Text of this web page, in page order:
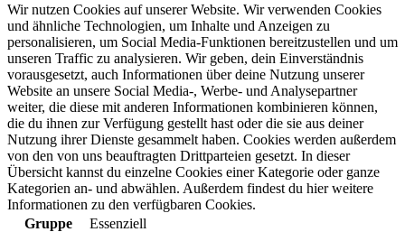
Wir nutzen Cookies auf unserer Website. Wir verwenden Cookies
und ähnliche Technologien, um Inhalte und Anzeigen zu
personalisieren, um Social Media-Funktionen bereitzustellen und um
unseren Traffic zu analysieren. Wir geben, dein Einverständnis
vorausgesetzt, auch Informationen über deine Nutzung unserer
Website an unsere Social Media-, Werbe- und Analysepartner
weiter, die diese mit anderen Informationen kombinieren können,
die du ihnen zur Verfügung gestellt hast oder die sie aus deiner
Nutzung ihrer Dienste gesammelt haben. Cookies werden außerdem
von den von uns beauftragten Drittparteien gesetzt. In dieser
Übersicht kannst du einzelne Cookies einer Kategorie oder ganze
Kategorien an- und abwählen. Außerdem findest du hier weitere
Informationen zu den verfügbaren Cookies.
Gruppe
Essenziell